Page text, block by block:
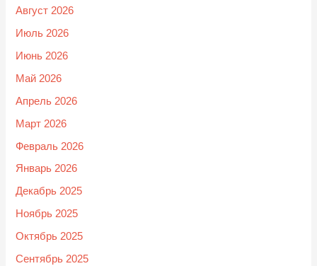
Август 2026
Июль 2026
Июнь 2026
Май 2026
Апрель 2026
Март 2026
Февраль 2026
Январь 2026
Декабрь 2025
Ноябрь 2025
Октябрь 2025
Сентябрь 2025